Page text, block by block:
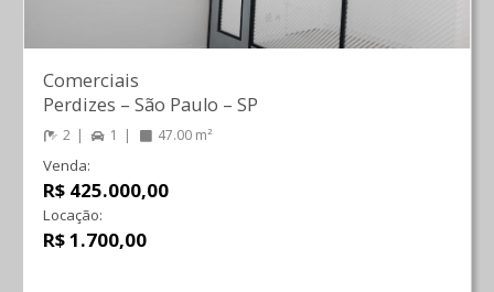
Comerciais
Perdizes – São Paulo – SP
2 1 47.00 m²
Venda:
R$ 425.000,00
Locação:
R$ 1.700,00